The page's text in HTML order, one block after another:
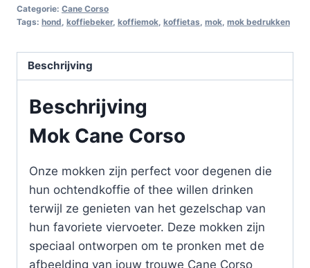
Categorie: Cane Corso
Tags: hond koffiebeker, koffiemok koffietas mok mok bedrukken
Beschrijving
Beschrijving
Mok Cane Corso
Onze mokken zijn perfect voor degenen die
hun ochtendkoffie of thee willen drinken
terwijl ze genieten van het gezelschap van
hun favoriete viervoeter. Deze mokken zijn
speciaal ontworpen om te pronken met de
afbeelding van jouw trouwe Cane Corso